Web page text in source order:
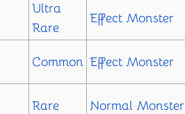
Ultra
Rare
Effect Monster
Common Effect Monster
Rare Normal Monster